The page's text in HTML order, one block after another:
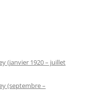
(janvier 1920 – juillet
(septembre –